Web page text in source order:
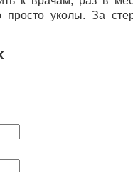
уколы. За